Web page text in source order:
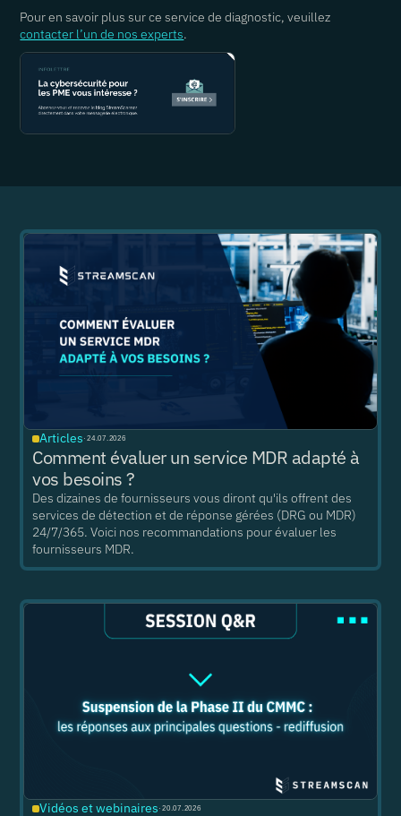
Pour en savoir plus sur ce service de diagnostic, veuillez
contacter l’un de nos experts.
Articles ·24.07.2026
Comment évaluer un service MDR adapté à
vos besoins ?
Des dizaines de fournisseurs vous diront qu'ils offrent des
services de détection et de réponse gérées (DRG ou MDR)
24/7/365. Voici nos recommandations pour évaluer les
fournisseurs MDR.
Vidéos et webinaires ·20.07.2026